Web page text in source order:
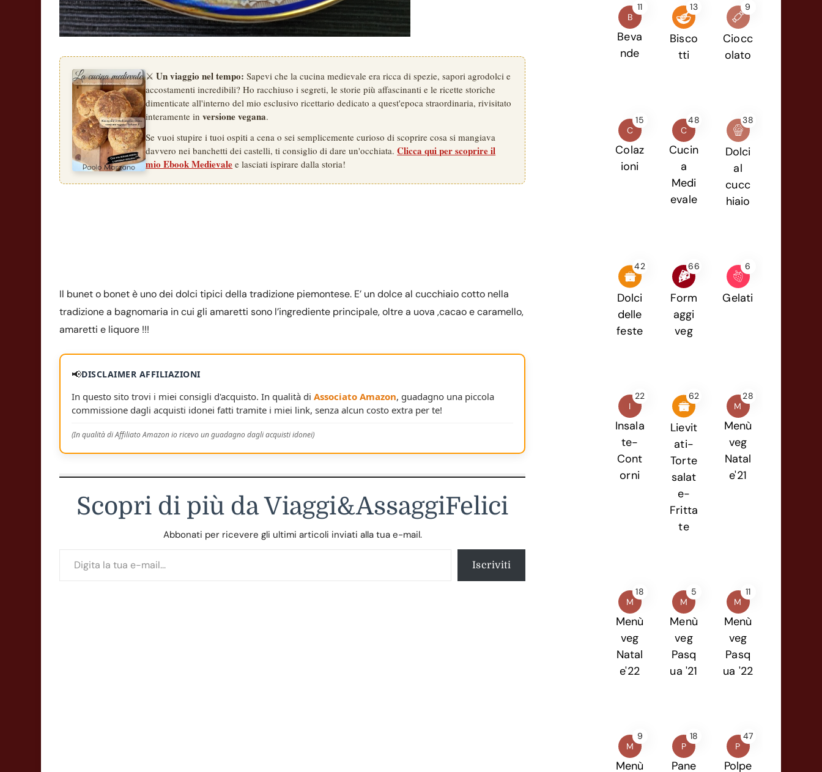
⚔️Un viaggio nel tempo: Sapevi che la cucina medievale era ricca di spezie, sapori agrodolci e
accostamenti incredibili? Ho racchiuso i segreti, le storie più affascinanti e le ricette storiche
dimenticate all'interno del mio esclusivo ricettario dedicato a quest'epoca straordinaria, rivisitato
interamente inversione vegana.
Se vuoi stupire i tuoi ospiti a cena o sei semplicemente curioso di scoprire cosa si mangiava
davvero nei banchetti dei castelli, ti consiglio di dare un'occhiata.Clicca qui per scoprire il
mio Ebook Medievale e lasciati ispirare dalla storia!
Il bunet o bonet è uno dei dolci tipici della tradizione piemontese. E’ un dolce al cucchiaio cotto nella
tradizione a bagnomaria in cui gli amaretti sono l’ingrediente principale, oltre a uova ,cacao e caramello,
amaretti e liquore !!!
📢DISCLAIMER AFFILIAZIONI
In questo sito trovi i miei consigli d'acquisto. In qualità diAssociato Amazon, guadagno una piccola
commissione dagli acquisti idonei fatti tramite i miei link, senza alcun costo extra per te!
(In qualità di Affiliato Amazon io ricevo un guadagno dagli acquisti idonei)
Scopri di più da Viaggi&AssaggiFelici
Abbonati per ricevere gli ultimi articoli inviati alla tua e-mail.
Iscriviti
B
11
Beva
nde
13
Bisco
tti
9
Ciocc
olato
C
15
Colaz
ioni
C
48
Cucin
a
Medi
evale
38
Dolci
al
cucc
hiaio
42
Dolci
delle
feste
66
Form
aggi
veg
6
Gelati
I
22
Insala
te-
Cont
orni
62
Lievit
ati-
Torte
salat
e-
Fritta
te
M
28
Menù
veg
Natal
e'21
M
18
Menù
veg
Natal
e'22
M
5
Menù
veg
Pasq
ua '21
M
11
Menù
veg
Pasq
ua '22
M
9
Menù
P
18
Pane
P
47
Polpe